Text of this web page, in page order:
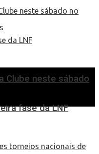
Clube neste sábado
fase da LNF